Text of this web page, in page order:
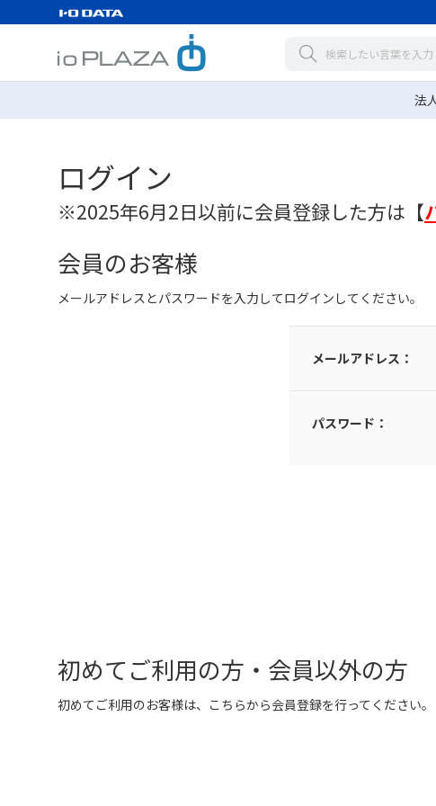
法
ログイン
※2025年6月2日以前に会員登録した方は 【
会員のお客様
メールアドレスとパスワードを入力してログインしてください。
メールアドレス：
パスワード：
初めてご利用の方・会員以外の方
初めてご利用のお客様は、こちらから会員登録を行ってください。